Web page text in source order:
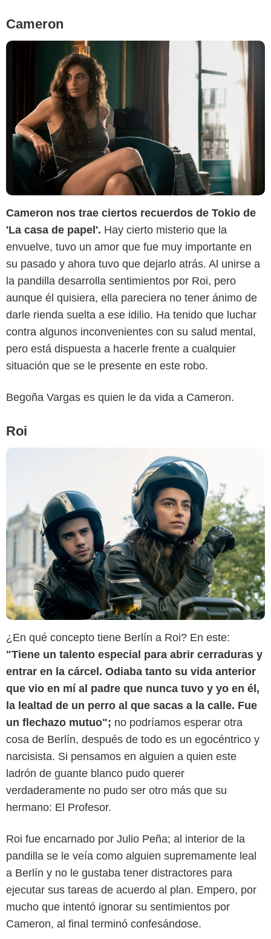
Cameron
Cameron nos trae ciertos recuerdos de Tokio de
'La casa de papel'. Hay cierto misterio que la
envuelve, tuvo un amor que fue muy importante en
su pasado y ahora tuvo que dejarlo atrás. Al unirse a
la pandilla desarrolla sentimientos por Roi, pero
aunque él quisiera, ella pareciera no tener ánimo de
darle rienda suelta a ese idilio. Ha tenido que luchar
contra algunos inconvenientes con su salud mental,
pero está dispuesta a hacerle frente a cualquier
situación que se le presente en este robo.
Begoña Vargas es quien le da vida a Cameron.
Roi
Netflix
¿En qué concepto tiene Berlín a Roi? En este:
"Tiene un talento especial para abrir cerraduras y
entrar en la cárcel. Odiaba tanto su vida anterior
que vio en mí al padre que nunca tuvo y yo en él,
la lealtad de un perro al que sacas a la calle. Fue
un flechazo mutuo"; no podríamos esperar otra
cosa de Berlín, después de todo es un egocéntrico y
narcisista. Si pensamos en alguien a quien este
ladrón de guante blanco pudo querer
verdaderamente no pudo ser otro más que su
hermano: El Profesor.
Roi fue encarnado por Julio Peña; al interior de la
pandilla se le veía como alguien supremamente leal
a Berlín y no le gustaba tener distractores para
ejecutar sus tareas de acuerdo al plan. Empero, por
mucho que intentó ignorar su sentimientos por
Cameron, al final terminó confesándose.